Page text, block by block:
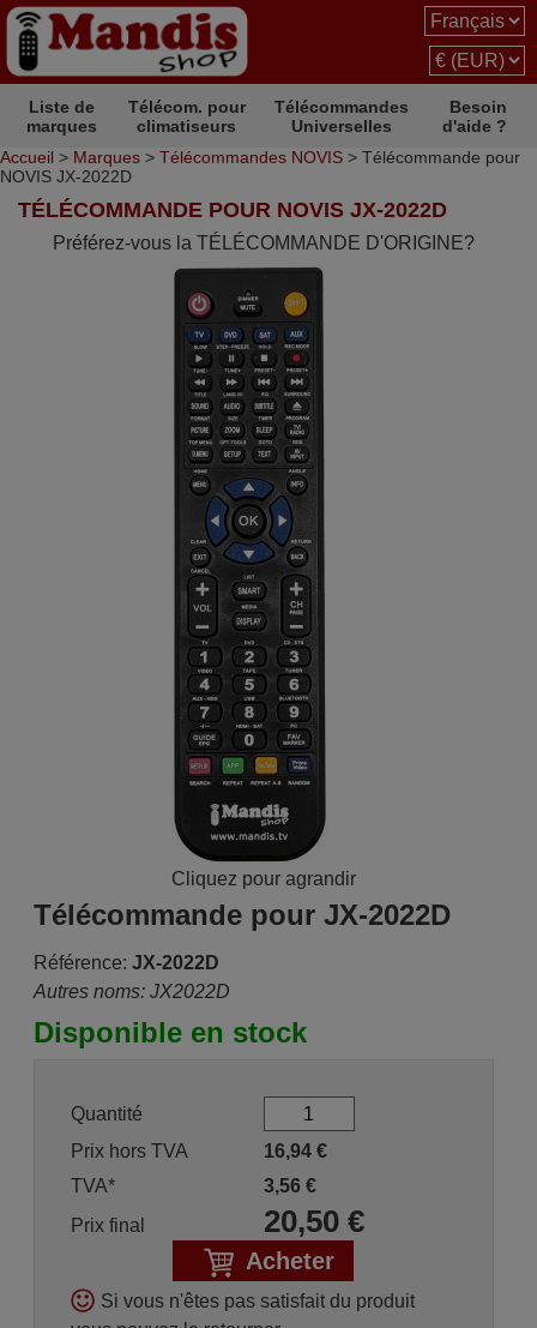
Liste de
marques
Télécom. pour
climatiseurs
Télécommandes
Universelles
Besoin
d'aide ?
Accueil > Marques > Télécommandes NOVIS > Télécommande pour
NOVIS JX-2022D
TÉLÉCOMMANDE POUR NOVIS JX-2022D
Préférez-vous la TÉLÉCOMMANDE D'ORIGINE?
Cliquez pour agrandir
Télécommande pour JX-2022D
Référence: JX-2022D
Autres noms: JX2022D
Disponible en stock
Quantité
Prix hors TVA
16,94€
TVA*
3,56€
Prix final
20,50€
Acheter
Si vous n'êtes pas satisfait du produit